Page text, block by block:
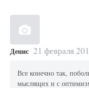
Денис 21 февраля
Все конечно так,
мыслящих и с